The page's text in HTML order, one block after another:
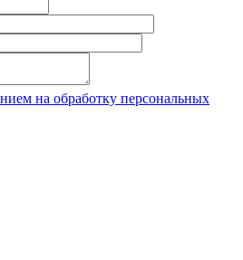
на обработку персональных